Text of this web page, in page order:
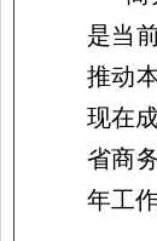
是当
推动
现在
省商
年工